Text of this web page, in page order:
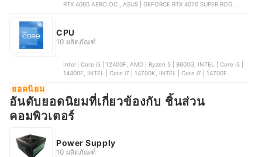
RTX 4060 AERO OC , ASUS | GEFORCE RTX 4070 SUPER ROG
CPU
10 ผลิตภัณฑ์
Intel | Core i5 | 12400F, AMD | Ryzen 5 | 8600G, INTEL | Core i5 |
14400F, INTEL | Core i7 | 14700K, INTEL | Core i7 | 14700F
ยอดนิยม
อันดับยอดนิยมที่เกี่ยวข้องกับ ชิ้นส่วน
คอมพิวเตอร์
Power Supply
10 ผลิตภัณฑ์